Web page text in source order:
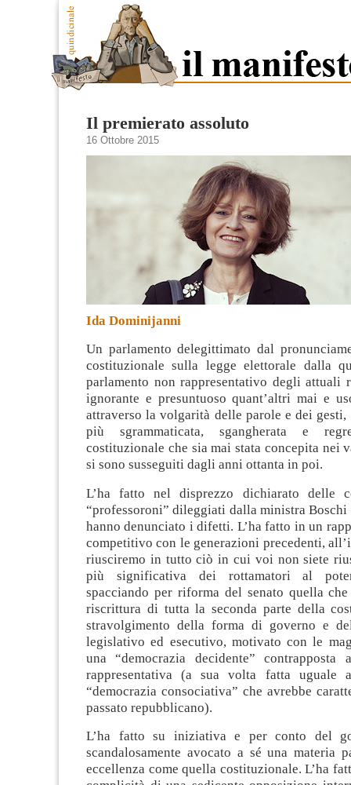
Il premierato assoluto
16 Ottobre 2015
Ida Dominijanni
Un parlamento delegittimato dal
costituzionale sulla legge elettorale dalla
parlamento non rappresentativo degli attuali
ignorante e presuntuoso quant’altri mai e
attraverso la volgarità delle parole e dei gesti,
più sgrammaticata, sgangherata e
costituzionale che sia mai stata concepita nei
si sono susseguiti dagli anni ottanta in poi.
L’ha fatto nel disprezzo dichiarato delle
“professoroni” dileggiati dalla ministra Boschi
hanno denunciato i difetti. L’ha fatto in un
competitivo con le generazioni precedenti,
riusciremo in tutto ciò in cui voi non siete
più significativa dei rottamatori al
spacciando per riforma del senato quella
riscrittura di tutta la seconda parte della
stravolgimento della forma di governo e
legislativo ed esecutivo, motivato con le
una “democrazia decidente” contrapposta
rappresentativa (a sua volta fatta uguale
“democrazia consociativa” che avrebbe
passato repubblicano).
L’ha fatto su iniziativa e per conto del
scandalosamente avocato a sé una materia
eccellenza come quella costituzionale. L’ha